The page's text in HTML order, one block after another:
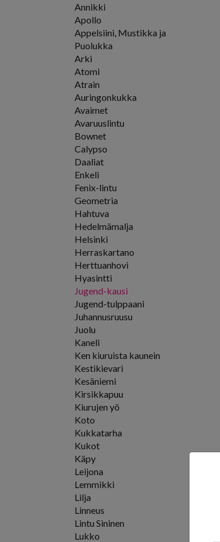
Annikki
Apollo
Appelsiini, Mustikka ja
Puolukka
Arki
Atomi
Atrain
Auringonkukka
Avaimet
Avaruuslintu
Bownet
Calypso
Daaliat
Enkeli
Fenix-lintu
Geometria
Hahtuva
Hedelmämalja
Helsinki
Herraskartano
Herttuanhovi
Hyasintti
Jugend-kausi
Jugend-tulppaani
Juhannusruusu
Juolu
Kaneli
Ken kiuruista kaunein
Kestikievari
Kesäniemi
Kirsikkapuu
Kiurujen yö
Koto
Kukkatarha
Kukot
Käpy
Leijona
Lemmikki
Lilja
Linneus
Lintu Sininen
Lukko